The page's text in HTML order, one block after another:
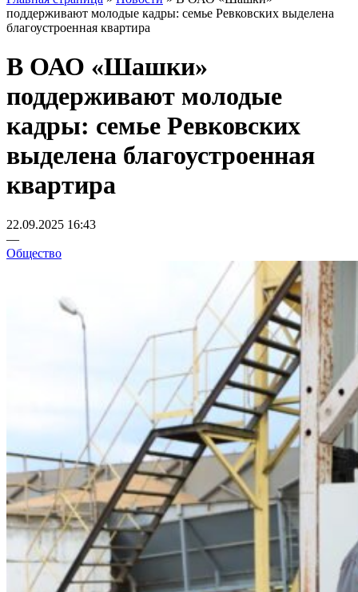
поддерживают молодые кадры: семье Ревковских выделена
благоустроенная квартира
В ОАО «Шашки»
поддерживают молодые
кадры: семье Ревковских
выделена благоустроенная
квартира
22.09.2025 16:43
—
Общество